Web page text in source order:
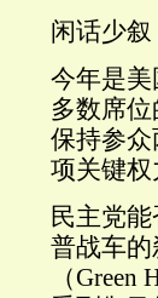
闲话少叙
今年是
多数席
保持参
项关键
民主党
普战车的
（